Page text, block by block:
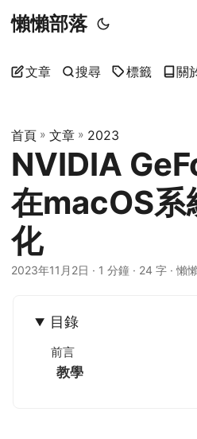
懶懶部落
文章 搜尋 標籤 關
首頁 » 文章 » 2023
NVIDIA
在macOS系
化
2023年11月2日 · 1 分鐘 · 24 字 · 懶
目錄
前言
教學